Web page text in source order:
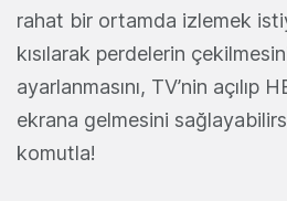
rahat bir ortamda izlemek
kısılarak perdelerin
ayarlanmasını, TV’nin açılıp
ekrana gelmesini
komutla!